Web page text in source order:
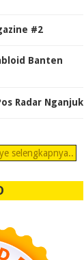
#2
Banten
Radar Nganjuk
selengkapnya..